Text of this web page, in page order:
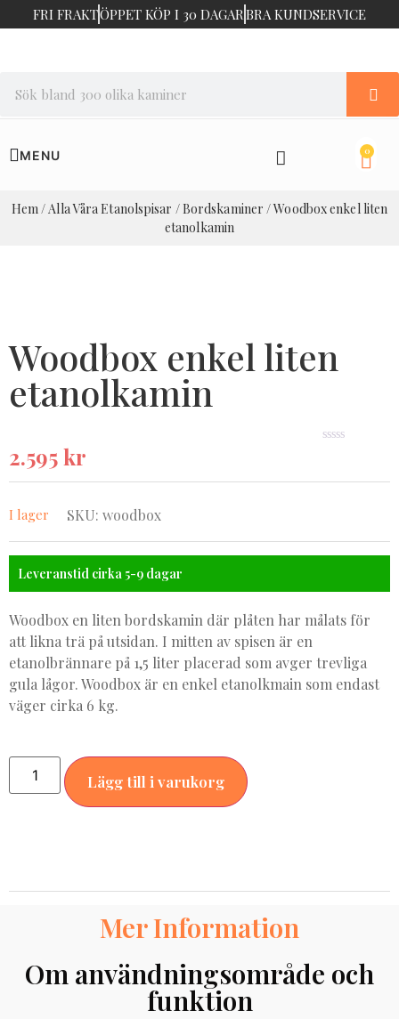
FRI FRAKTÖPPET KÖP I 30 DAGARBRA KUNDSERVICE
0
Hem/Alla Våra Etanolspisar /Bordskaminer / Woodbox enkel liten
etanolkamin
Woodbox enkel liten
etanolkamin
2.595kr
I lager SKU: woodbox
Leveranstid cirka 5-9 dagar
Woodbox en liten bordskamin där plåten har målats för
att likna trä på utsidan. I mitten av spisen är en
etanolbrännare på 1,5 liter placerad som avger trevliga
gula lågor. Woodbox är en enkel etanolkmain som endast
väger cirka 6 kg.
Lägg till i varukorg
Mer Information
Om användningsområde och
funktion